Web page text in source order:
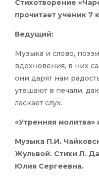
Стихотворение
прочитает ученик 7
Ведущий:
Музыка и слово,
вдохновения, в них
они дарят нам
утешают в печали,
ласкает слух.
«Утренняя молитва»
Музыка П.И.
Жульвой. Стихи Л.
Юлия Сергеевна.